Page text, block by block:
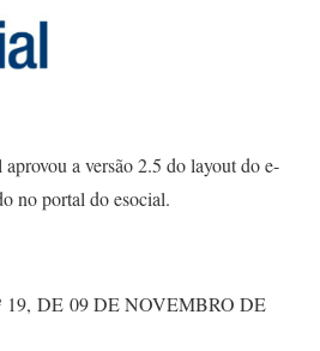
a versão 2.5 do layout do e-
no portal do esocial.
19, DE 09 DE NOVEMBRO DE